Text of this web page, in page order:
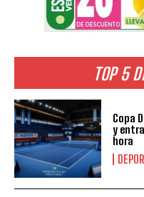
TOP 5
Copa
y
hora